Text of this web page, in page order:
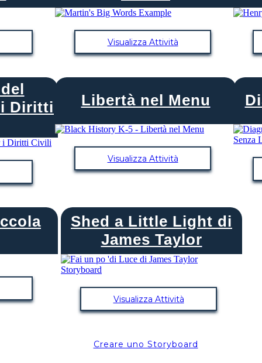
Visualizza Attività
Diritti
Libertà nel Menu
Visualizza Attività
Shed a Little Light di
James Taylor
Visualizza Attività
Creare uno Storyboard